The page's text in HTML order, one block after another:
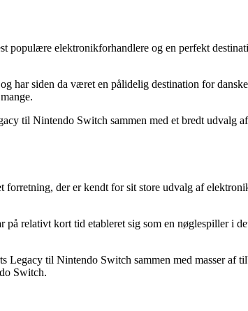
populære elektronikforhandlere og en perfekt
har siden da været en pålidelig destination for
til Nintendo Switch sammen med et bredt
forretning, der er kendt for sit store udvalg af
på relativt kort tid etableret sig som en nøglespiller i
Legacy til Nintendo Switch sammen med masser af
Switch.